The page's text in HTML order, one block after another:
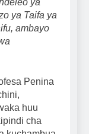
ya Taifa ya
ambayo
Penina
huu
cha